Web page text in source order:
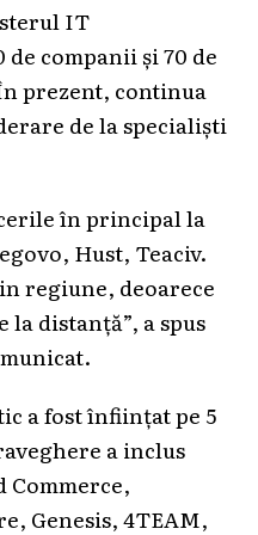
IT
companii și 70 de
prezent, continua
de la specialiști
în principal la
Hust, Teaciv.
regiune, deoarece
la distanță”, a spus
a fost înființat pe 5
a inclus
Genesis, 4TEAM,